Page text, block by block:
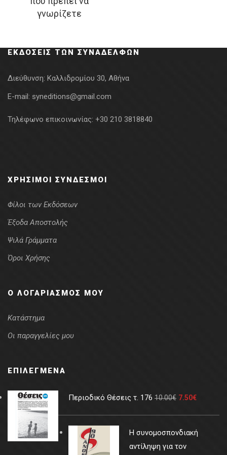
γνωρίζετε
was:
13.90€.
τιμή
ΕΚΔΌΣΕΙΣ ΤΩΝ ΣΥΝΑΔΈΛΦΩΝ
Διεύθυνση: Καλλιδρομίου 30, Αθήνα
E-mail: syneditions@gmail.com
Τηλέφωνο επικοινωνίας: +30 210 3818840
ΧΡΉΣΙΜΟΙ ΣΎΝΔΕΣΜΟΙ
Φίλοι των Εκδόσεων
Έξοδα Αποστολής
Ψιλά Γράμματα
Όροι Χρήσης
Ο ΛΟΓΑΡΙΑΣΜΌΣ ΜΟΥ
Κατάστημα
Οι παραγγελίες μου
ΕΠΙΛΕΓΜΈΝΑ
Περιοδικό Θέσεις τ. 176 10.00€ 7.50€
Η συνομοσπονδιακή
αντίληψη για τον